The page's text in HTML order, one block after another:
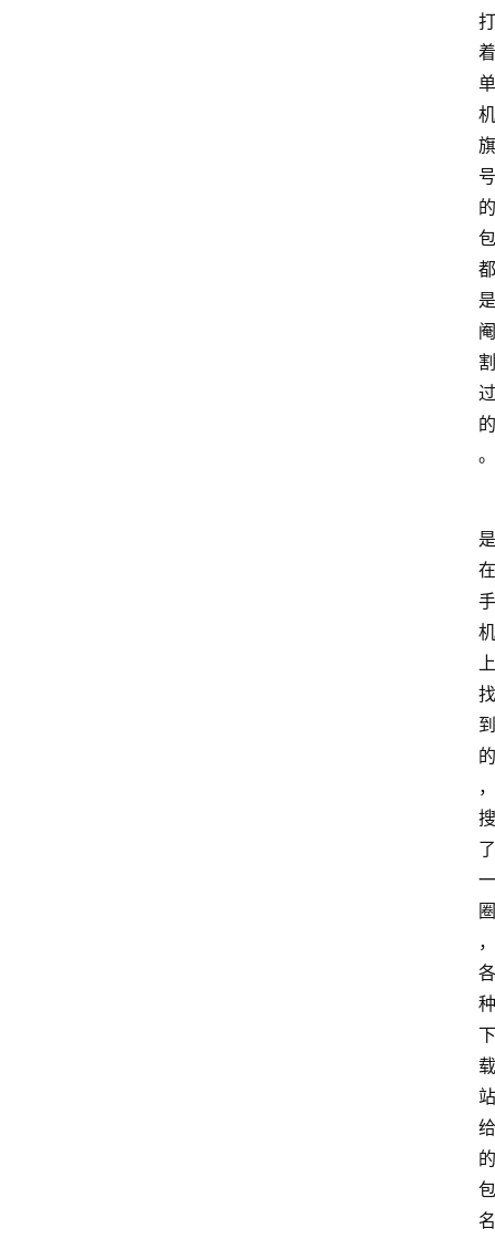
打
着
单
机
旗
号
的
包
都
是
阉
割
过
的
。
是
在
手
机
上
找
到
的
，
搜
了
一
圈
，
各
种
下
载
站
给
的
包
名